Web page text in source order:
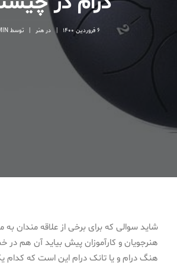
6 فروردین 1400 در هنر توسط
شاید سوالی که برای برخی از علاقه مندان
هنرجویان و کارآموزان پیش بیاید آن هم
هنگ درام و یا تانک درام این است که کدام